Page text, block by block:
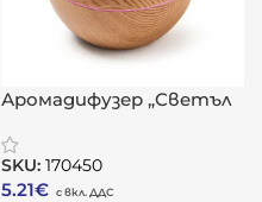
Аромадифузер „Светъл
SKU: 170450
5.21€